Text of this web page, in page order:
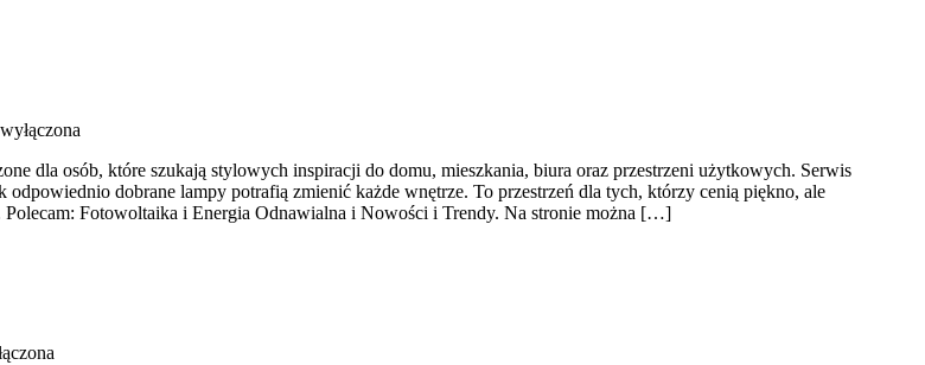
dla osób, które szukają stylowych inspiracji do domu, mieszkania, biura oraz przestrzeni użytkowych. Serwis
dobrane lampy potrafią zmienić każde wnętrze. To przestrzeń dla tych, którzy cenią piękno, ale
Fotowoltaika i Energia Odnawialna i Nowości i Trendy. Na stronie można […]